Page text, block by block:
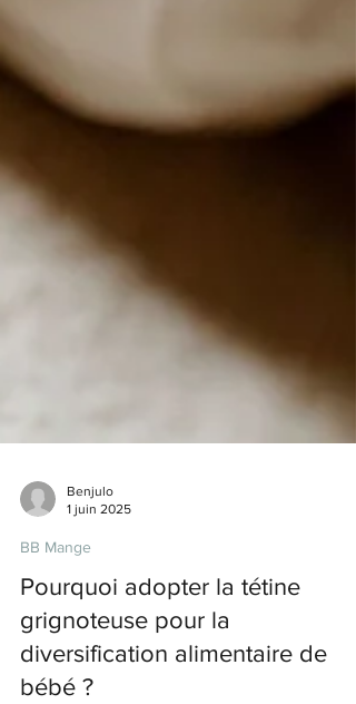
Benjulo
Pourquoi adopter la tétine
grignoteuse pour la